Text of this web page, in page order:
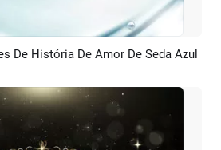
Criar IA
De História De Amor De Seda Azul